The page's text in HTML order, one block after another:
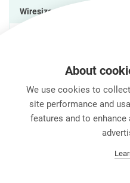
Wiresize
ダウンロード 技術情報
お問
About
We use cookies to
site performance and
features and to